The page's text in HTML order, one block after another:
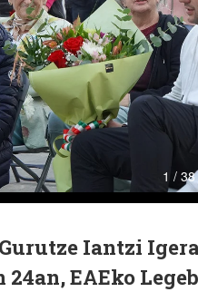
Iantzi
24an, EAEko